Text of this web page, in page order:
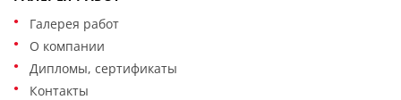
Галерея работ
О компании
Дипломы, сертификаты
Контакты